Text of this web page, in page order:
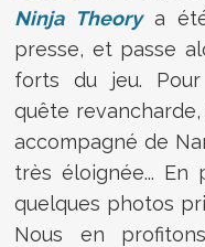
Ninja Theorya été
presse, et passe
forts du jeu.
quête
accompagné de
très éloignée... En
quelques photos
Nous en